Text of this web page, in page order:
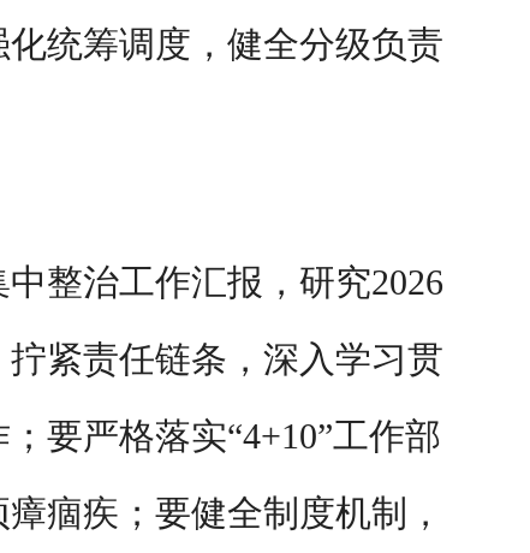
统筹调度，健全分级负责
整治工作汇报，研究2026
紧责任链条，深入学习贯
要严格落实“4+10”工作部
痼疾；要健全制度机制，